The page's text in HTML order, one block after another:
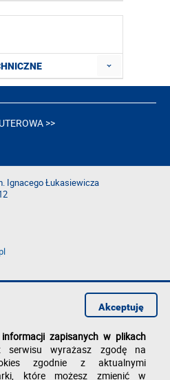
>>
Ignacego Łukasiewicza
zapisanych w plikach
serwisu wyrażasz zgodę na
zgodnie z aktualnymi
które możesz zmienić w
Akceptuję